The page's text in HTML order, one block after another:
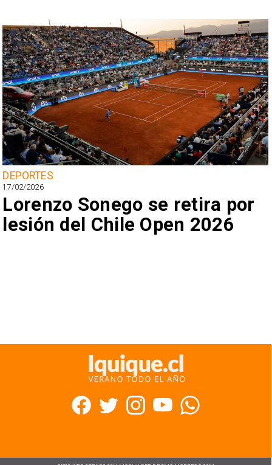
DEPORTES
17/02/2026
Lorenzo Sonego se retira por
lesión del Chile Open 2026